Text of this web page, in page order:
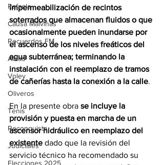
Rafaela
Causa Malvinas
Recuerdos FM
Aldao
Voley
Oliveros
Tenis
Reconquista
Judiciales
Elecciones 2025
impermeabilización de recintos
soterrados que almacenan fluidos o que
ocasionalmente pueden inundarse por
el ascenso de los niveles freáticos del
agua subterránea; terminando la
instalación con el reemplazo de tramos
de cañerías hasta la conexión a la calle.
En la presente obra se incluye la
provisión y puesta en marcha de un
ascensor hidráulico en reemplazo del
existente dado que la revisión del
servicio técnico ha recomendado su